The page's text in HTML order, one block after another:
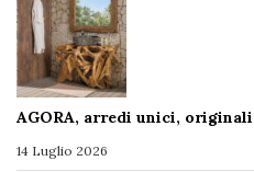
AGORA, arredi unici,
14 Luglio 2026